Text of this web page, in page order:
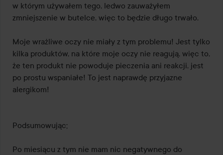
w którym używałem tego, ledwo zauważyłem
zmniejszenie w butelce, więc to będzie długo trwało.
Moje wrażliwe oczy nie miały z tym problemu! Jest tylko
kilka produktów, na które moje oczy nie reagują, więc to,
że ten produkt nie powoduje pieczenia ani reakcji, jest
po prostu wspaniałe! To jest naprawdę przyjazne
alergikom!
Podsumowując;
Po miesiącu z tym nie mam nic negatywnego do